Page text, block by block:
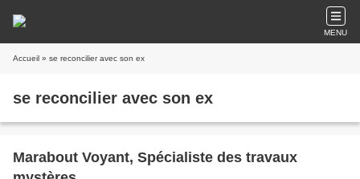
MENU
Accueil » se reconcilier avec son ex
se reconcilier avec son ex
Marabout Voyant, Spécialiste des travaux